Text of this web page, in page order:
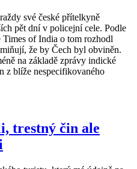
své české přítelkyně
pět dní v policejní cele. Podle
of India o tom rozhodl
že by Čech byl obviněn.
na základě zprávy indické
z blíže nespecifikovaného
trestný čin ale